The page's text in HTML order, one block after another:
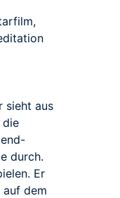
sieht aus
die
durch.
Er
auf dem